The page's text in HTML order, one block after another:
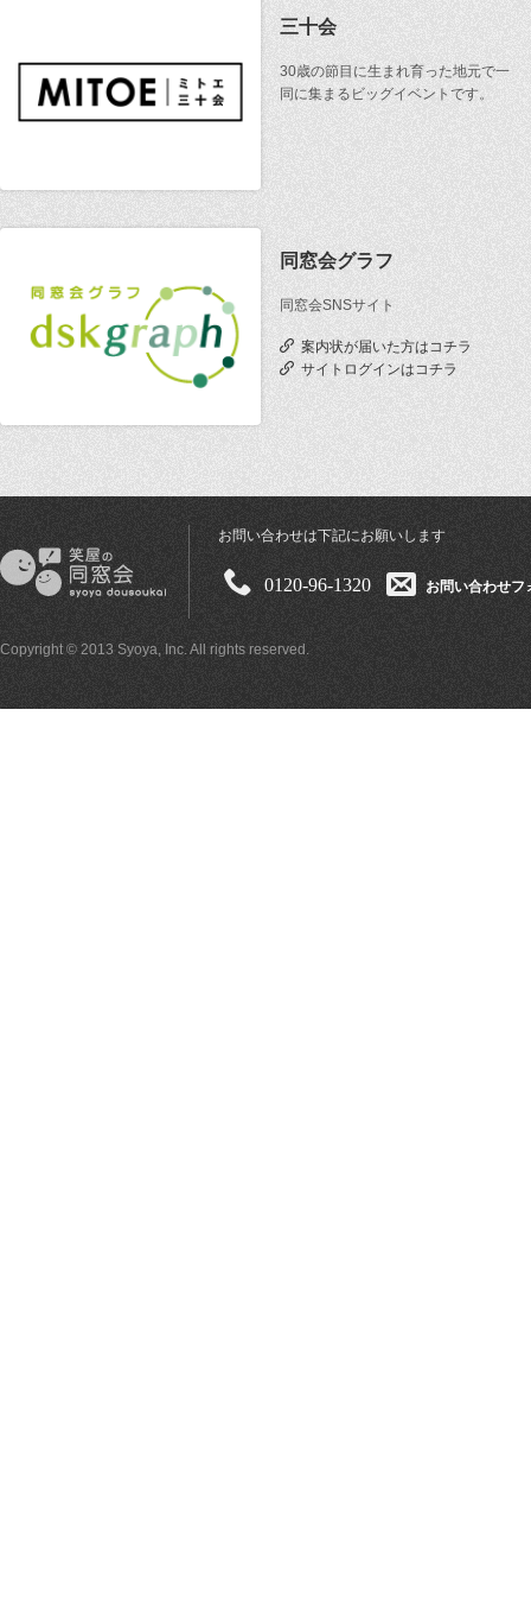
三十会
30歳の節目に生まれ育った地元で一
同に集まるビッグイベントです。
同窓会グラフ
同窓会SNSサイト
案内状が届いた方はコチラ
サイトログインはコチラ
お問い合わせは下記にお願いします
0120-96-1320 お問い合わせフ
Copyright © 2013 Syoya, Inc. All rights reserved.